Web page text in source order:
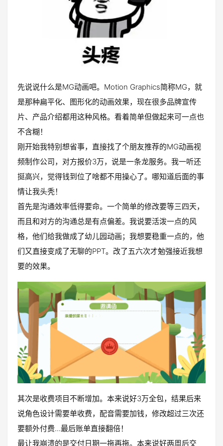
先说说什么是MG动画吧。Motion Graphics简称MG，就
是那种扁平化、图形化的动画效果，现在很多品牌宣传
片、产品介绍都用这种风格。看着简单但做起来可一点也
不含糊！
刚开始我特别想省事，直接找了个朋友推荐的MG动画视
频制作公司，对方报价3万，说是一条龙服务。我一听还
挺高兴，觉得钱到位了啥都不用操心了。哪知道后面的事
情让我头秃！
首先是沟通效率低得要命。一个简单的修改要等三四天，
而且和对方的沟通总是有点偏差。我说要活泼一点的风
格，他们给我做成了幼儿园动画；我想要稳重一点的，他
们又直接变成了无聊的PPT。改了五六次才勉强接近我想
要的效果。
其次是收费项目不断增加。本来说好3万全包，结果后来
说角色设计需要单收费，配音需要加钱，修改超过三次还
要额外付费...最后账单直接翻倍！
最让我崩溃的是交付日期一拖再拖。本来说好两周后交